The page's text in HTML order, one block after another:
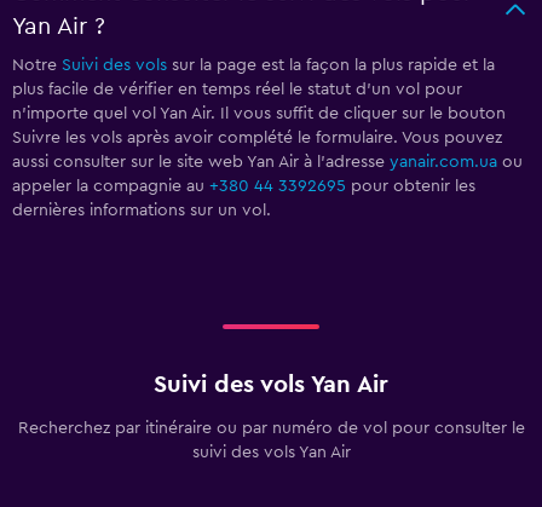
Yan Air ?
Notre Suivi des vols sur la page est la façon la plus rapide et la
plus facile de vérifier en temps réel le statut d'un vol pour
n'importe quel vol Yan Air. Il vous suffit de cliquer sur le bouton
Suivre les vols après avoir complété le formulaire. Vous pouvez
aussi consulter sur le site web Yan Air à l'adresse yanair.com.ua ou
appeler la compagnie au +380 44 3392695 pour obtenir les
dernières informations sur un vol.
Suivi des vols Yan Air
Recherchez par itinéraire ou par numéro de vol pour consulter le
suivi des vols Yan Air